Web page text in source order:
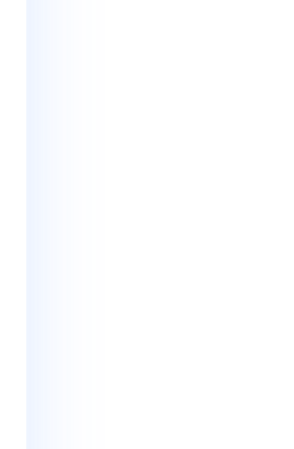
van de
de demo.
organisatie